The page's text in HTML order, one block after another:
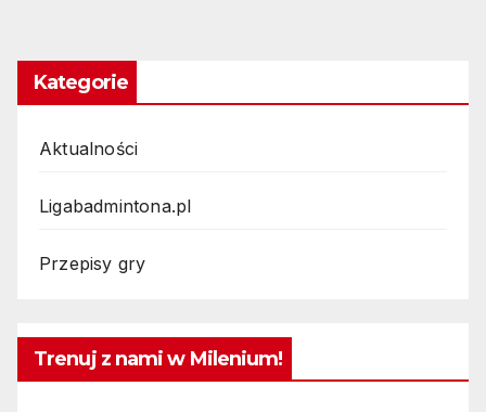
Kategorie
Aktualności
Ligabadmintona.pl
Przepisy gry
Trenuj z nami w Milenium!